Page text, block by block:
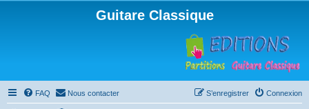
Guitare Classique
FAQ Nous contacter Connexion
S’enregistrer